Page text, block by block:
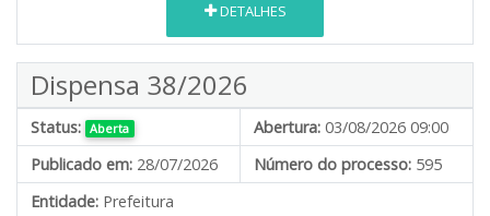
DETALHES
Dispensa 38/2026
Status: Aberta Abertura: 03/08/2026 09:00
Publicado em: 28/07/2026 Número do processo: 595
Entidade: Prefeitura